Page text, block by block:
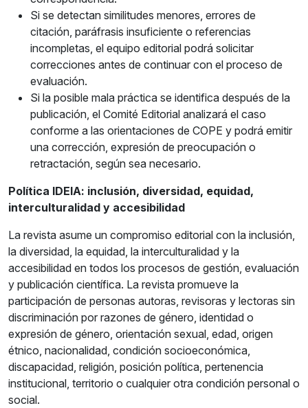
Si se detectan similitudes menores, errores de
citación, paráfrasis insuficiente o referencias
incompletas, el equipo editorial podrá solicitar
correcciones antes de continuar con el proceso de
evaluación.
Si la posible mala práctica se identifica después de la
publicación, el Comité Editorial analizará el caso
conforme a las orientaciones de COPE y podrá emitir
una corrección, expresión de preocupación o
retractación, según sea necesario.
Política IDEIA: inclusión, diversidad, equidad,
interculturalidad y accesibilidad
La revista asume un compromiso editorial con la inclusión,
la diversidad, la equidad, la interculturalidad y la
accesibilidad en todos los procesos de gestión, evaluación
y publicación científica. La revista promueve la
participación de personas autoras, revisoras y lectoras sin
discriminación por razones de género, identidad o
expresión de género, orientación sexual, edad, origen
étnico, nacionalidad, condición socioeconómica,
discapacidad, religión, posición política, pertenencia
institucional, territorio o cualquier otra condición personal o
social.